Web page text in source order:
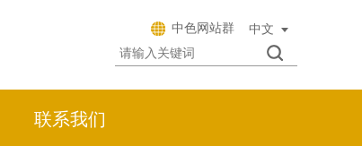
中色网站群
联系我们